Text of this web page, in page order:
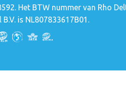
Het BTW nummer van Rho
B.V. is NL807833617B01.